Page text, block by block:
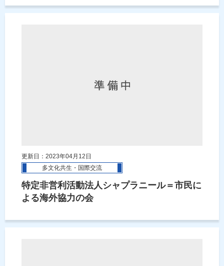
更新日：2023年04月12日
多文化共生・国際交流
特定非営利活動法人シャプラニール＝市民に
よる海外協力の会